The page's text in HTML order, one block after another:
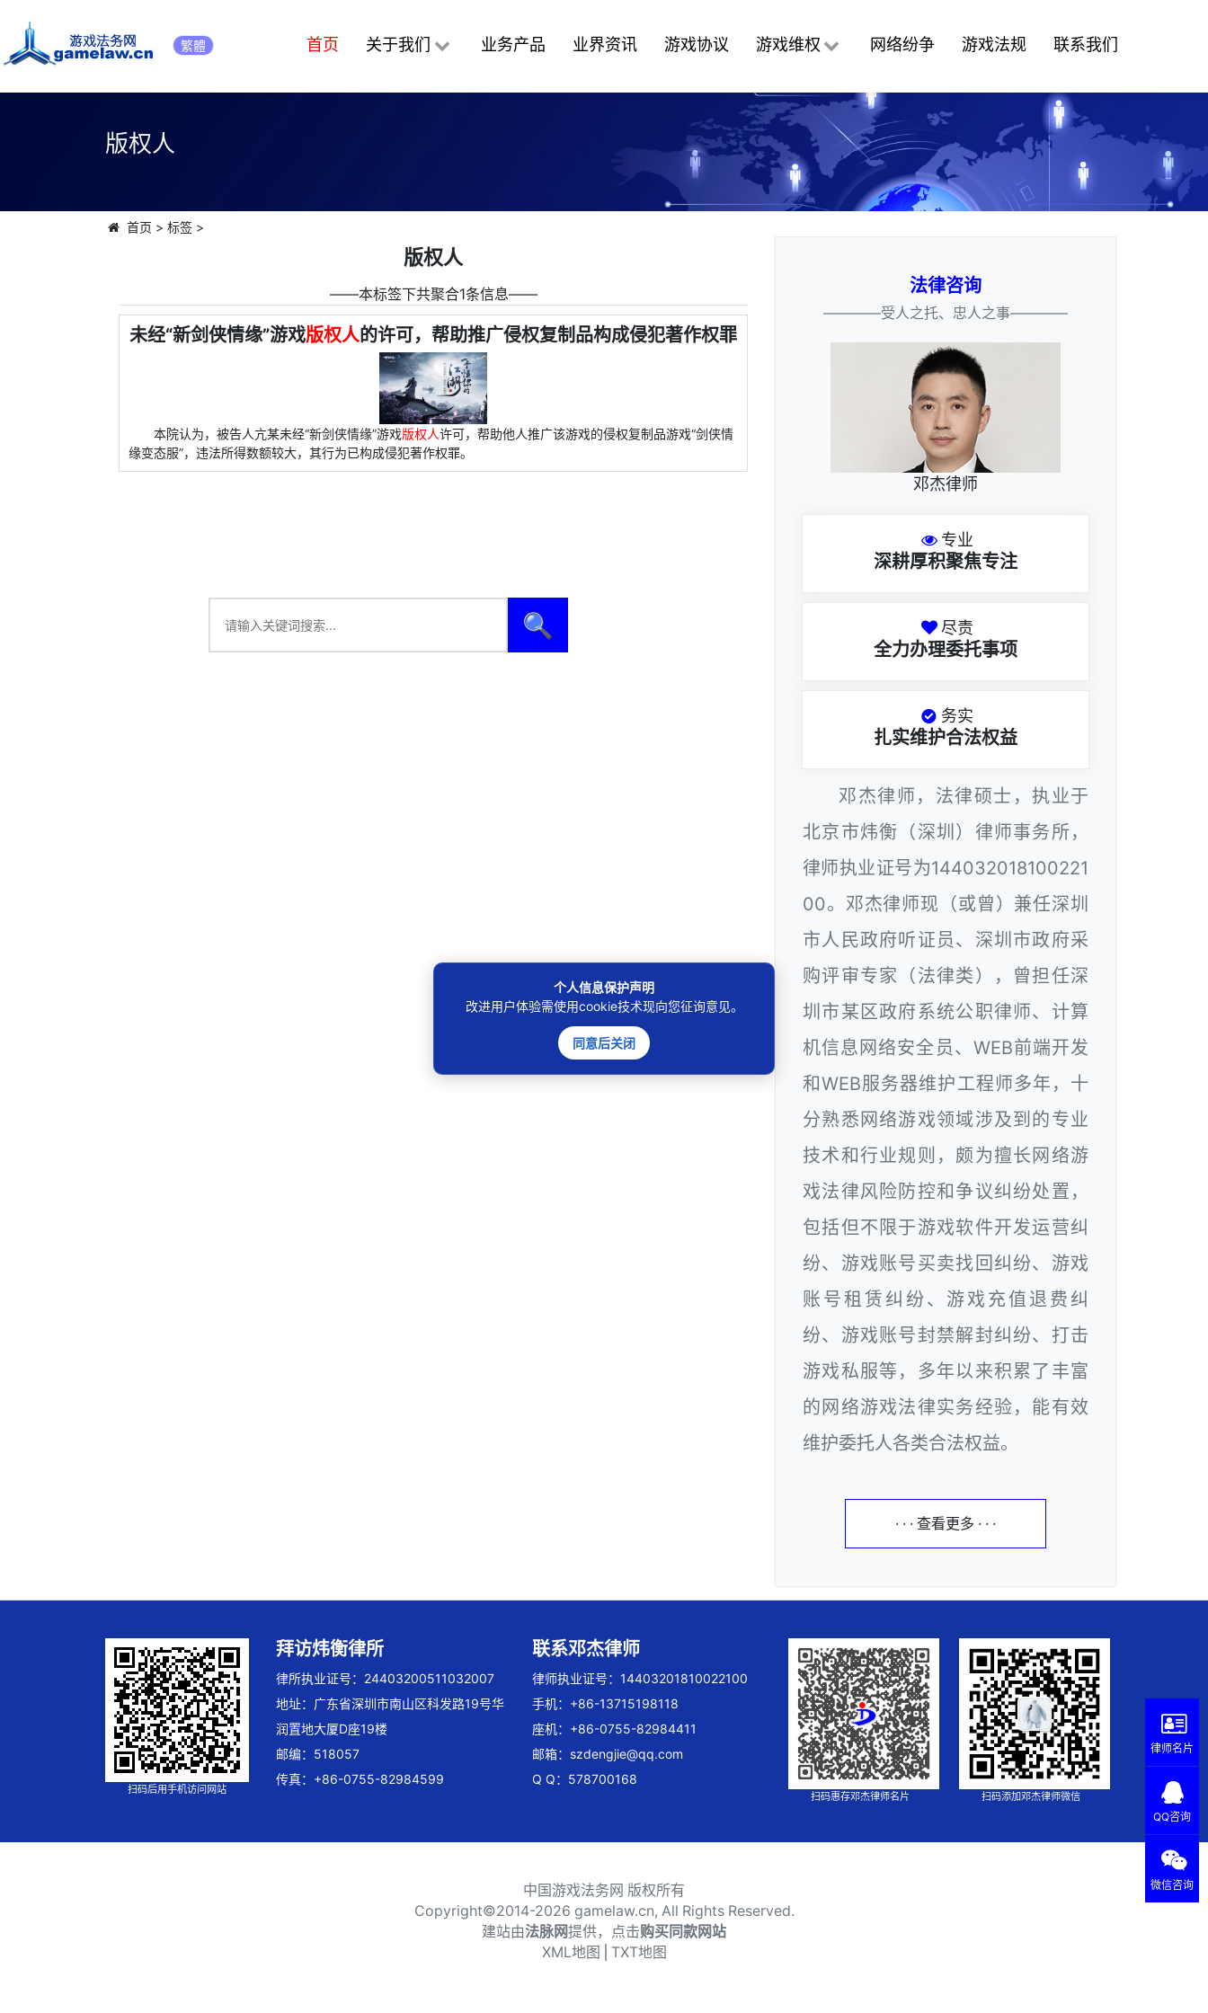
繁體 首页 关于我们 业务产品 业界资讯 游戏协议 游戏维权 网络纷争 游戏法规 联系我们
版权人
首页 > 标签>
版权人
――本标签下共聚合1条信息――
未经“新剑侠情缘”游戏版权人的许可，帮助推广侵权复制品构成侵犯著作权罪
本院认为，被告人亢某未经“新剑侠情缘”游戏版权人许可，帮助他人推广该游戏的侵权复制品游戏“剑侠情
缘变态服”，违法所得数额较大，其行为已构成侵犯著作权罪。
🔍
法律咨询
————受人之托、忠人之事————
邓杰律师
专业
深耕厚积聚焦专注
尽责
全力办理委托事项
务实
扎实维护合法权益
邓杰律师，法律硕士，执业于
北京市炜衡（深圳）律师事务所，
律师执业证号为144032018100221
00。邓杰律师现（或曾）兼任深圳
市人民政府听证员、深圳市政府采
购评审专家（法律类），曾担任深
圳市某区政府系统公职律师、计算
机信息网络安全员、WEB前端开发
和WEB服务器维护工程师多年，十
分熟悉网络游戏领域涉及到的专业
技术和行业规则，颇为擅长网络游
戏法律风险防控和争议纠纷处置，
包括但不限于游戏软件开发运营纠
纷、游戏账号买卖找回纠纷、游戏
账号租赁纠纷、游戏充值退费纠
纷、游戏账号封禁解封纠纷、打击
游戏私服等，多年以来积累了丰富
的网络游戏法律实务经验，能有效
维护委托人各类合法权益。
· · · 查看更多 · · ·
扫码后用手机访问网站
拜访炜衡律所
律所执业证号：24403200511032007
地址：广东省深圳市南山区科发路19号华
润置地大厦D座19楼
邮编：518057
传真：+86-0755-82984599
联系邓杰律师
律师执业证号：14403201810022100
手机：+86-13715198118
座机：+86-0755-82984411
邮箱： szdengjie@qq.com
Q Q：578700168
扫码惠存邓杰律师名片 扫码添加邓杰律师微信
中国游戏法务网 版权所有
Copyright©2014-2026 gamelaw.cn, All Rights Reserved.
建站由法脉网提供，点击购买同款网站
个人信息保护声明
改进用户体验需使用cookie技术现向您征询意见。
同意后关闭
XML地图 TXT地图
律师名片
QQ咨询
微信咨询